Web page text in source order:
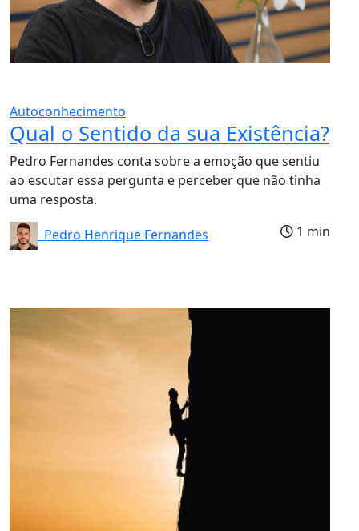
Autoconhecimento
Qual o Sentido da sua Existência?
Pedro Fernandes conta sobre a emoção que sentiu
ao escutar essa pergunta e perceber que não tinha
uma resposta.
Pedro Henrique Fernandes
1 min